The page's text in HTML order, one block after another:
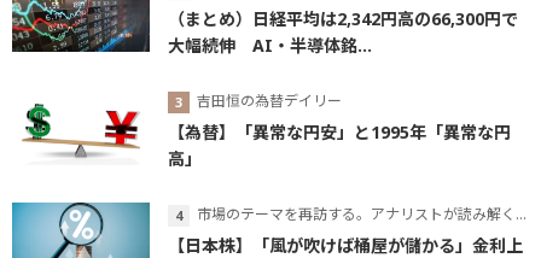
（まとめ）日経平均は2,342円高の66,300円で
大幅続伸 AI・半導体銘...
吉田恒の為替デイリー
【為替】「異常な円安」と1995年「異常な円
高」
市場のテーマを再訪する。アナリストが読み解くテーマの本質
【日本株】「風が吹けば桶屋が儲かる」金利上